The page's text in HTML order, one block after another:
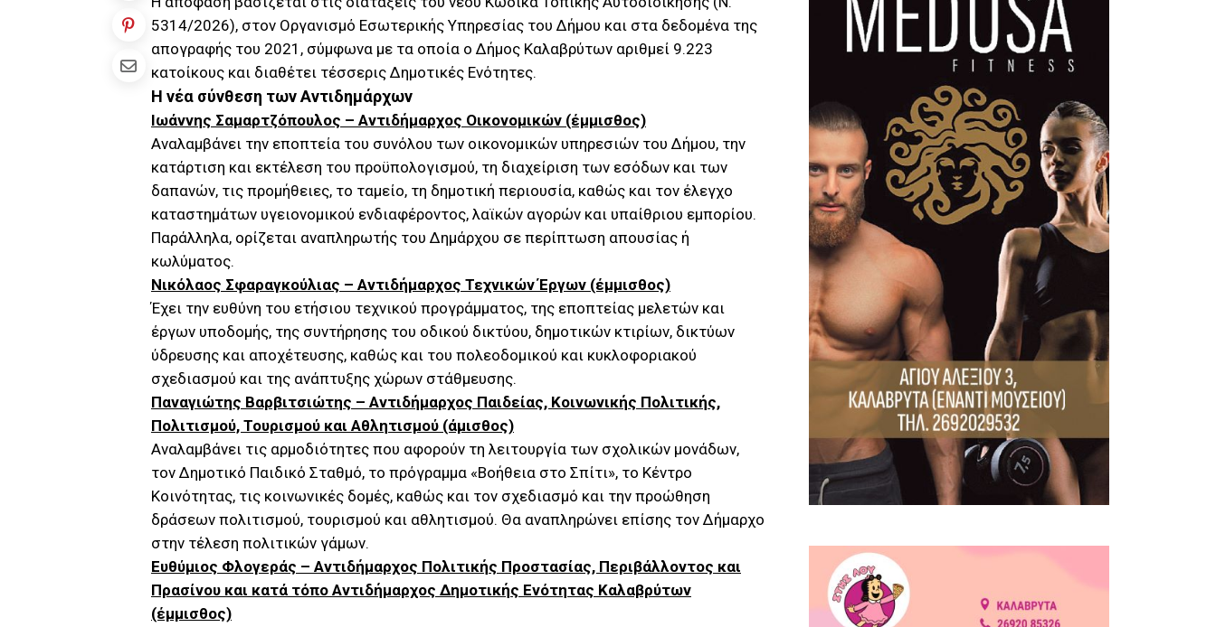
5314/2026), στον Οργανισμό Εσωτερικής Υπηρεσίας του Δήμου και στα δεδομένα της
απογραφής του 2021, σύμφωνα με τα οποία ο Δήμος Καλαβρύτων αριθμεί 9.223
κατοίκους και διαθέτει τέσσερις Δημοτικές Ενότητες.
Η νέα σύνθεση των Αντιδημάρχων
Ιωάννης Σαμαρτζόπουλος – Αντιδήμαρχος Οικονομικών (έμμισθος)
Αναλαμβάνει την εποπτεία του συνόλου των οικονομικών υπηρεσιών του Δήμου, την
κατάρτιση και εκτέλεση του προϋπολογισμού, τη διαχείριση των εσόδων και των
δαπανών, τις προμήθειες, το ταμείο, τη δημοτική περιουσία, καθώς και τον έλεγχο
καταστημάτων υγειονομικού ενδιαφέροντος, λαϊκών αγορών και υπαίθριου εμπορίου.
Παράλληλα, ορίζεται αναπληρωτής του Δημάρχου σε περίπτωση απουσίας ή
κωλύματος.
Νικόλαος Σφαραγκούλιας – Αντιδήμαρχος Τεχνικών Έργων (έμμισθος)
Έχει την ευθύνη του ετήσιου τεχνικού προγράμματος, της εποπτείας μελετών και
έργων υποδομής, της συντήρησης του οδικού δικτύου, δημοτικών κτιρίων, δικτύων
ύδρευσης και αποχέτευσης, καθώς και του πολεοδομικού και κυκλοφοριακού
σχεδιασμού και της ανάπτυξης χώρων στάθμευσης.
Παναγιώτης Βαρβιτσιώτης – Αντιδήμαρχος Παιδείας, Κοινωνικής Πολιτικής,
Πολιτισμού, Τουρισμού και Αθλητισμού (άμισθος)
Αναλαμβάνει τις αρμοδιότητες που αφορούν τη λειτουργία των σχολικών μονάδων,
τον Δημοτικό Παιδικό Σταθμό, το πρόγραμμα «Βοήθεια στο Σπίτι», το Κέντρο
Κοινότητας, τις κοινωνικές δομές, καθώς και τον σχεδιασμό και την προώθηση
δράσεων πολιτισμού, τουρισμού και αθλητισμού. Θα αναπληρώνει επίσης τον Δήμαρχο
στην τέλεση πολιτικών γάμων.
Ευθύμιος Φλογεράς – Αντιδήμαρχος Πολιτικής Προστασίας, Περιβάλλοντος και
Πρασίνου και κατά τόπο Αντιδήμαρχος Δημοτικής Ενότητας Καλαβρύτων
(έμμισθος)